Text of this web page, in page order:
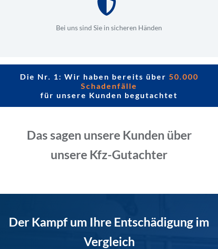
Bei uns sind Sie in sicheren Händen
Die Nr. 1: Wir haben bereits über 50.000
Schadenfälle
für unsere Kunden begutachtet
Das sagen unsere Kunden über
unsere Kfz-Gutachter
Der Kampf um Ihre Entschädigung im
Vergleich